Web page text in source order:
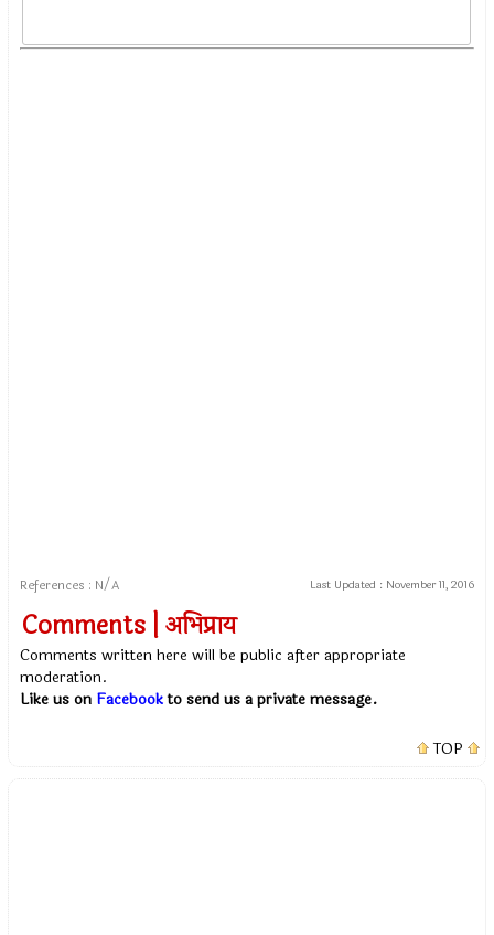
References : N/A Last Updated : November 11, 2016
Comments | अभिप्राय
Comments written here will be public after appropriate
moderation.
Like us on Facebookto send us a private message.
TOP